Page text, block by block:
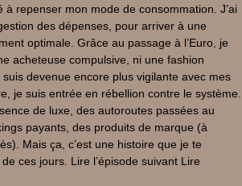
à repenser mon mode de consommation. J’ai
des dépenses, pour arriver à une
optimale. Grâce au passage à l’Euro, je
acheteuse compulsive, ni une fashion
devenue encore plus vigilante avec mes
je suis entrée en rébellion contre le système.
de luxe, des autoroutes passées au
payants, des produits de marque (à
Mais ça, c’est une histoire que je te
ces jours. Lire l’épisode suivant Lire